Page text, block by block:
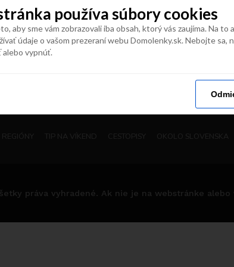
naše vaše#
práva vyhradené. Ak nie je na webstránke
používa súbory cookies
aby sme vám zobrazovali iba obsah, ktorý vás zaujíma. Na
údaje o vašom prezeraní webu Domolenky.sk. Nebojte sa,
vypnúť.